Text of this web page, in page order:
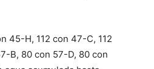
45-H, 112 con 47-C, 112
B, 80 con 57-D, 80 con